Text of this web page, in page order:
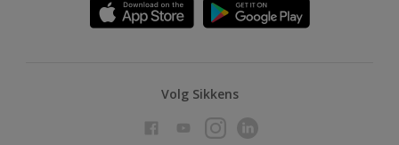
Volg Sikkens